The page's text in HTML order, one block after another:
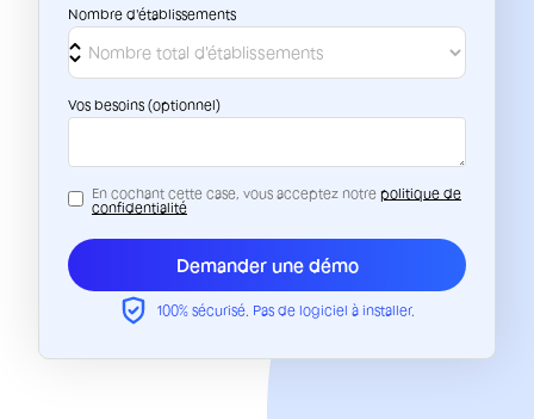
Nombre d'établissements
Vos besoins (optionnel)
En cochant cette case, vous acceptez notre politique de
confidentialité
100% sécurisé. Pas de logiciel à installer.